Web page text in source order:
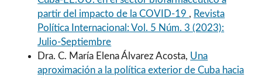
partir del impacto de la COVID-19 , Revista
Política Internacional: Vol. 5 Núm. 3 (2023):
Julio-Septiembre
Dra. C. María Elena Álvarez Acosta, Una
aproximación a la política exterior de Cuba hacia